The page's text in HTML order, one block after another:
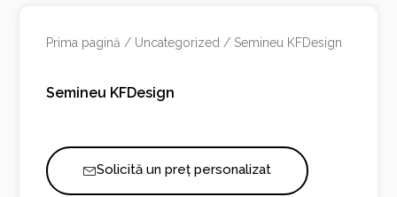
Prima pagină / Uncategorized / Semineu KFDesign
Semineu KFDesign
Solicită un preț personalizat